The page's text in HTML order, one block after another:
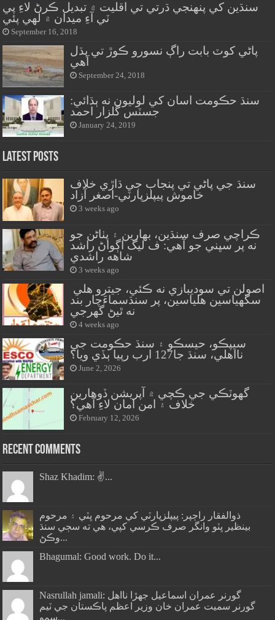
سنڌين کي پنهنجي ڌرتي تي اقليت ۾ تبديل ڪرڻ لاءِ پي
ٽي آءِ ميدان ۾ لهي پئي
September 16, 2018
پاڻي کوٽ بابت راڳ نسورو ڪوڙ تي ٻڌل
آهي
September 24, 2018
سنڌ حڪومت اسان کي لوليون نه ٻڌائي:
جسٽس گلزار احمد
January 24, 2019
Latest Posts
سنڌ جي پاڻي تي پنجاب جي ڌاڙي خلاف
خاموش پيپلزپارٽي-اصغر آزاد
3 weeks ago
ڪراچي صرف سنڌين، بهارين ۽ پٺاڻن جو
نه پر سڀني جو آهي: ف ليگ اڳواڻ راشد
شاهه راشدي
3 weeks ago
سگهياسين هلياسين، پر سنڌسماءَچار بند
نه ٿيڻ گهرجي
4 weeks ago
سيپڪو، حيسڪو ۽ سنڌ حڪومت جي
نااهلي، سنڌ جا127 ارب رپيا ٻڏي ويا؟
June 2, 2026
گهوٽڪي جي ڪچي ۾ آپريشن ڏوهارين
خلاف ۽ امن امان لاءِ آهي؟
February 12, 2026
Recent Comments
Shaz Khadim: ✌️...
ذوالفقار راڄپر: پيپلزپارٽي کي مرحوم ڀٽي ۽ مرحوم
بينظير ڀٽو وانگر صرف ڪرسي کپي، هي ته سڄي سنڌ
وڪڻ...
Bhagumal: Good work. Do it...
Nasrullah jamali: گورنر عمران اسماعيل جھڙا نااهل
گورنر سميت عمران خان وزير اعظم پاڪستان جي ٽيم
سمو...